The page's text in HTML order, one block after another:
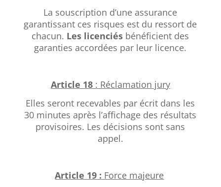
La souscription d’une assurance
garantissant ces risques est du ressort de
chacun. Les licenciés bénéficient des
garanties accordées par leur licence.
Article 18: Réclamation jury
Elles seront recevables par écrit dans les
30 minutes après l’affichage des résultats
provisoires. Les décisions sont sans
appel.
Article 19 : Force majeure